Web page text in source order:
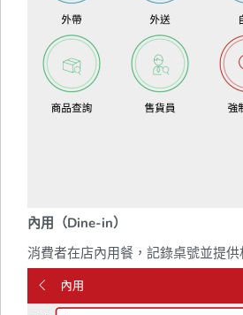
內用（Dine-in）
消費者在店內用餐，記錄桌號並提供